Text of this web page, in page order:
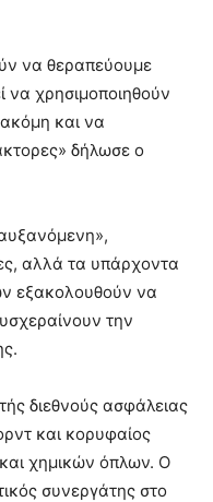
να θεραπεύουμε
να χρησιμοποιηθούν
και να
δήλωσε ο
αλλά τα υπάρχοντα
εξακολουθούν να
την
διεθνούς ασφάλειας
και κορυφαίος
και χημικών όπλων. Ο
συνεργάτης στο